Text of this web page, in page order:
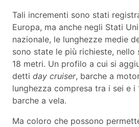
Tali incrementi sono stati
Europa, ma anche negli Stati
nazionale, le lunghezze medie
sono state le più richieste, nello
18 metri. Un profilo a cui si
detti day cruiser, barche a
lunghezza compresa tra i sei e i
barche a vela.
Ma coloro che possono